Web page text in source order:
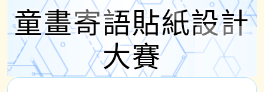
童畫寄語貼紙設計
大賽